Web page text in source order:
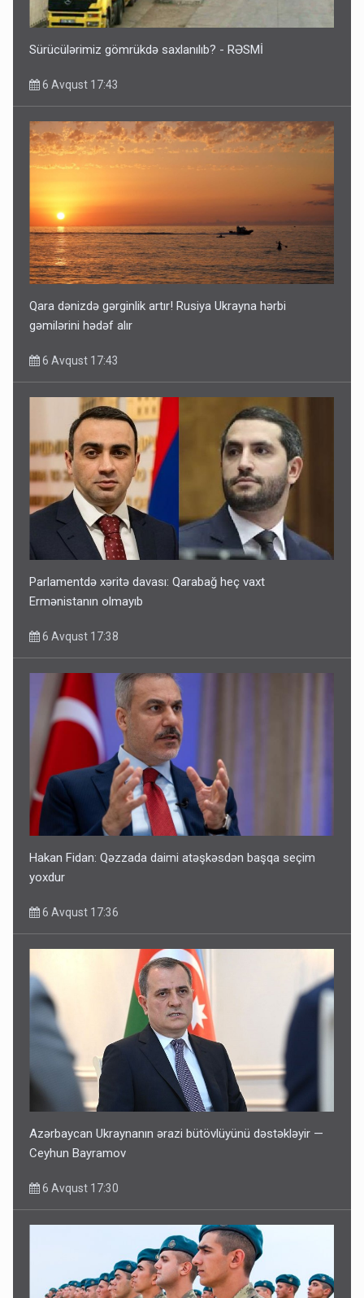
Sürücülərimiz gömrükdə saxlanılıb? - RƏSMİ
6 Avqust 17:43
Qara dənizdə gərginlik artır! Rusiya Ukrayna hərbi
gəmilərini hədəf alır
6 Avqust 17:43
Parlamentdə xəritə davası: Qarabağ heç vaxt
Ermənistanın olmayıb
6 Avqust 17:38
Hakan Fidan: Qəzzada daimi atəşkəsdən başqa seçim
yoxdur
6 Avqust 17:36
Azərbaycan Ukraynanın ərazi bütövlüyünü dəstəkləyir —
Ceyhun Bayramov
6 Avqust 17:30